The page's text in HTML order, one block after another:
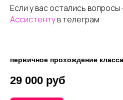
Если у вас остались
Ассистентув телеграм
первичное прохождение
29 000 руб